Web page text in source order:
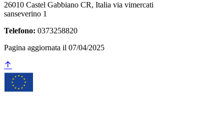
26010 Castel Gabbiano CR, Italia via vimercati
sanseverino 1
Telefono: 0373258820
Pagina aggiornata il 07/04/2025